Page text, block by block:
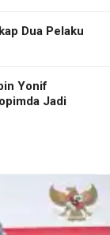
Dua Pelaku
Yonif
Jadi